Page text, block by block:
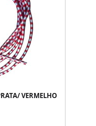
VERMELHO